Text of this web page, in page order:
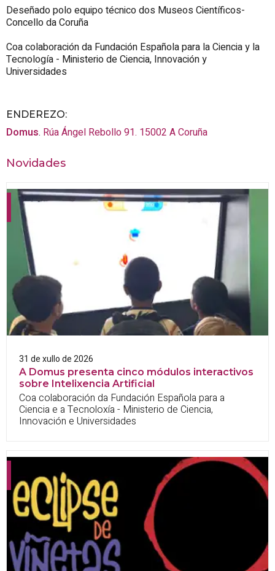
Deseñado polo equipo técnico dos Museos Científicos-
Concello da Coruña
Coa colaboración da Fundación Española para la Ciencia y la
Tecnología - Ministerio de Ciencia, Innovación y
Universidades
ENDEREZO:
Domus. Rúa Ángel Rebollo 91. 15002 A Coruña
Novidades
31 de xullo de 2026
A Domus presenta cinco módulos interactivos
sobre Intelixencia Artificial
Coa colaboración da Fundación Española para a
Ciencia e a Tecnoloxía - Ministerio de Ciencia,
Innovación e Universidades